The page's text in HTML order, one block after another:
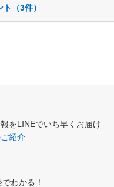
ト（3件）
をLINEでいち早くお届け
紹介
わかる！